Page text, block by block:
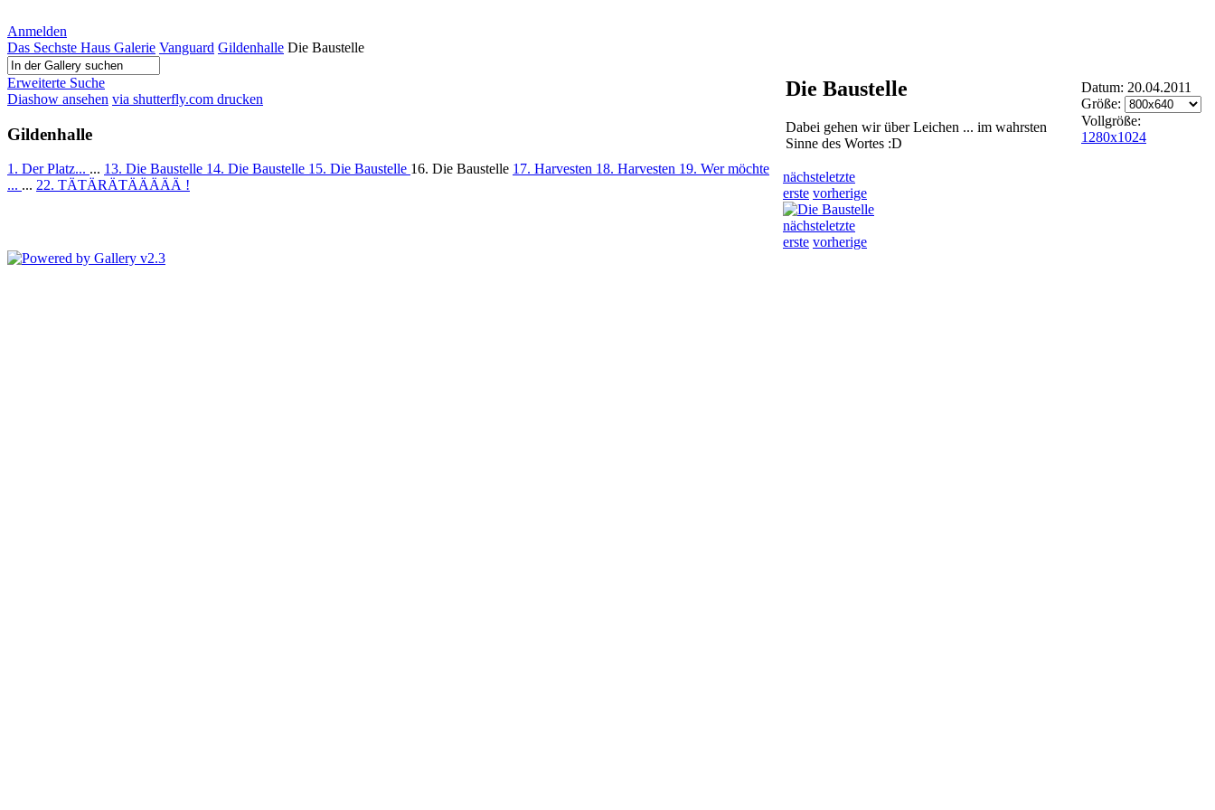
Anmelden
Das Sechste Haus Galerie Vanguard Gildenhalle Die Baustelle
Erweiterte Suche
Diashow ansehen via shutterfly.com drucken
Gildenhalle
1. Der Platz... ... 13. Die Baustelle 14. Die Baustelle 15. Die Baustelle 16. Die Baustelle 17. Harvesten 18. Harvesten 19. Wer möchte
... ... 22. TÄTÄRÄTÄÄÄÄÄ !
Die Baustelle
Dabei gehen wir über Leichen ... im wahrsten
Sinne des Wortes :D
Datum: 20.04.2011
Größe:
Vollgröße:
1280x1024
nächsteletzte
erste vorherige
nächsteletzte
erste vorherige